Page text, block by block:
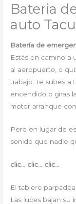
Bateria
auto
Batería de
Estás en camino a
al aeropuerto, o
trabajo. Te subes a
encendido o giras
motor arranque
Pero en lugar de
sonido que nadie
clic… clic… clic…
El tablero parpadea.
Las luces bajan su